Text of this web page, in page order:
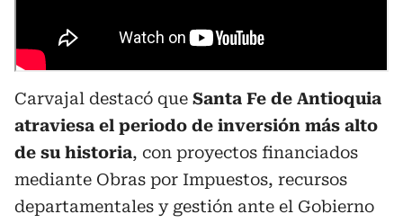
Carvajal destacó que Santa Fe de Antioquia
atraviesa el periodo de inversión más alto
de su historia, con proyectos financiados
mediante Obras por Impuestos, recursos
departamentales y gestión ante el Gobierno